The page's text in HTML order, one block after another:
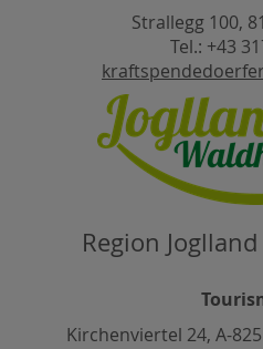
Strallegg 100,
Tel.: +43
Region
Kirchenviertel 24, A-